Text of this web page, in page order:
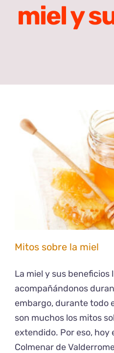
miel y
Mitos sobre la miel
La miel y sus beneficios
acompañándonos
embargo, durante todo
son muchos los mitos
extendido. Por eso, hoy
Colmenar de